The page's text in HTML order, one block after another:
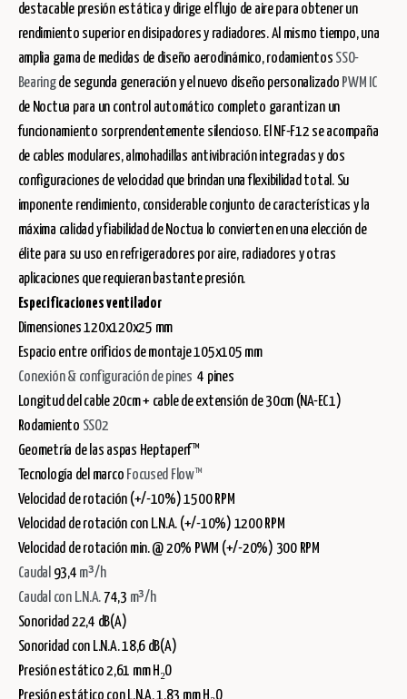
destacable presión estática y dirige el flujo de aire para obtener un
rendimiento superior en disipadores y radiadores. Al mismo tiempo, una
amplia gama de medidas de diseño aerodinámico, rodamientos SSO-
Bearingde segunda generación y el nuevo diseño personalizado PWM IC
de Noctua para un control automático completo garantizan un
funcionamiento sorprendentemente silencioso. El NF-F12 se acompaña
de cables modulares, almohadillas antivibración integradas y dos
configuraciones de velocidad que brindan una flexibilidad total. Su
imponente rendimiento, considerable conjunto de características y la
máxima calidad y fiabilidad de Noctua lo convierten en una elección de
élite para su uso en refrigeradores por aire, radiadores y otras
aplicaciones que requieran bastante presión.
Especificaciones ventilador
Dimensiones 120x120x25 mm
Espacio entre orificios de montaje 105x105 mm
Conexión & configuración de pines 4 pines
Longitud del cable 20cm + cable de extensión de 30cm (NA-EC1)
Rodamiento SSO2
Geometría de las aspas Heptaperf™
Tecnología del marco Focused Flow™
Velocidad de rotación (+/-10%) 1500 RPM
Velocidad de rotación con L.N.A. (+/-10%) 1200 RPM
Velocidad de rotación min. @ 20% PWM (+/-20%) 300 RPM
Caudal 93,4 m³/h
Caudal con L.N.A.74,3 m³/h
Sonoridad 22,4 dB(A)
Sonoridad con L.N.A. 18,6 dB(A)
Presión estático 2,61 mm H₂O
Presión estático con L.N.A. 1,83 mm H₂O